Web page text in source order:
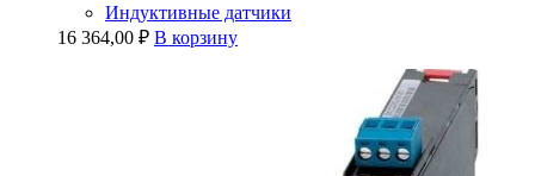
Индуктивные датчики
16 364,00 ₽ В корзину